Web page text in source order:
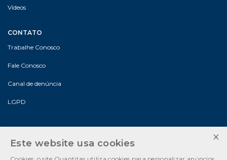
Vídeos
CONTATO
Trabalhe Conosco
Fale Conosco
Canal de denúncia
LGPD
×
Este website usa cookies